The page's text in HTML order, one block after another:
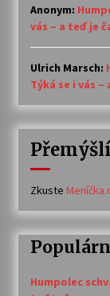
Anonym:
vás – a teď je
Ulrich Marsch:
Týká se i vás
Zkuste
Humpolec